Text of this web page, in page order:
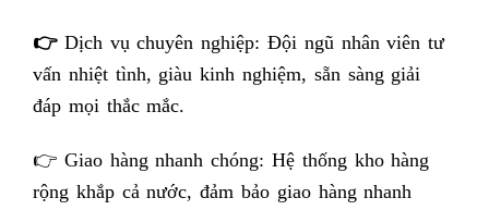
👉 Dịch vụ chuyên nghiệp: Đội ngũ nhân viên tư
vấn nhiệt tình, giàu kinh nghiệm, sẵn sàng giải
đáp mọi thắc mắc.
👉 Giao hàng nhanh chóng: Hệ thống kho hàng
rộng khắp cả nước, đảm bảo giao hàng nhanh